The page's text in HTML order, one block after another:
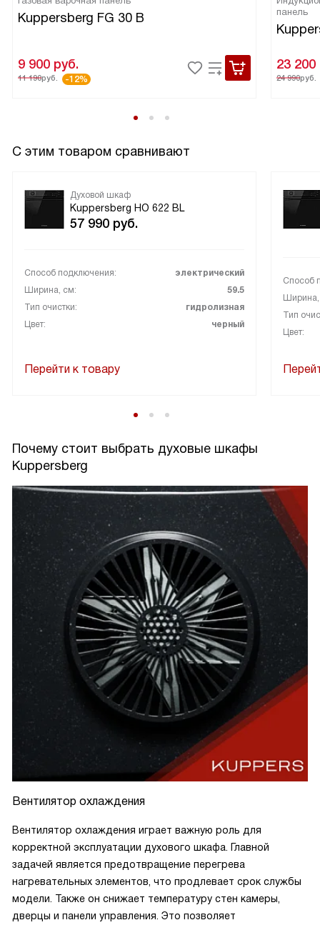
Kuppersberg FG 30 B
9 900 руб.
11 190руб. -12%
панель
23 200
24 990руб.
С этим товаром сравнивают
Духовой шкаф
Kuppersberg HO 622 BL
57 990 руб.
Способ подключения:
электрический
Ширина, см:
59.5
Тип очистки:
гидролизная
Цвет:
черный
Перейти к товару
Способ
Тип
Цвет:
Почему стоит выбрать духовые шкафы
Kuppersberg
Вентилятор охлаждения
Вентилятор охлаждения играет важную роль для
корректной эксплуатации духового шкафа. Главной
задачей является предотвращение перегрева
нагревательных элементов, что продлевает срок службы
модели. Также он снижает температуру стен камеры,
дверцы и панели управления. Это позволяет